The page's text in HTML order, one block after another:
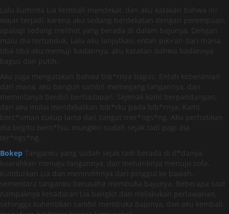
Lalu kuminta Lia kembali mendekat, dan aku katakan bahwa ini
wajar terjadi, karena aku sedang berdekatan dengan perempuan,
apalagi sedang melihat yang berada di dalam bajunya. Dengan
malu dia tertunduk. Lalu aku lanjutkan, entah pikiran dari mana,
tiba-tiba aku memuji badannya, aku katakan bahwa badannya
bagus dan putih.
Aku juga mengatakan bahwa bib*rnya bagus. Entah keberanian
dari mana, aku bangun sambil memegang tangannya, dan
memintanya berdiri berhadapan. Sejenak kami berpandangan,
dan aku mulai mendekatkan bib*rku pada bib*rnya. Kami
berc*uman cukup lama dan sangat mer*ngs*ng. Aku perhatikan
dia begitu bern*fsu, mungkin sudah sejak tadi pagi dia
ter*ngs*ng.
Bokep Tanganku yang sudah sejak tadi berada di d*danya,
kuarahkan menuju tangannya, dan menariknya menuju sofa.
Kutidurkan Lia dan menindihnya dari pinggul ke bawah,
sementara tanganku berusaha membuka bajunya. Beberapa saat
nampaknya kesadaran Lia bangkit dan melakukan perlawanan,
sehingga kuhentikan sambil membuka bajunya, dan aku kembali